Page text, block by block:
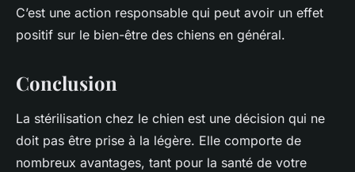
C’est une action responsable qui peut avoir un effet
positif sur le bien-être des chiens en général.
Conclusion
La stérilisation chez le chien est une décision qui ne
doit pas être prise à la légère. Elle comporte de
nombreux avantages, tant pour la santé de votre